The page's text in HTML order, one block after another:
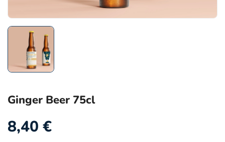
Ginger Beer 75cl
8,40 €